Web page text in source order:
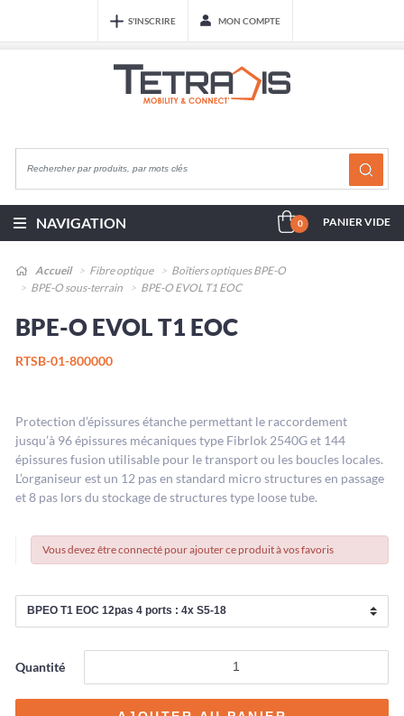
S'INSCRIRE MON COMPTE
NAVIGATION 0 PANIER VIDE
Accueil Fibre optique
Boîtiers optiques BPE-O
BPE-O sous-terrain
BPE-O EVOL T1 EOC
BPE-O EVOL T1 EOC
RTSB-01-800000
Protection d’épissures étanche permettant le raccordement
jusqu’à 96 épissures mécaniques type Fibrlok 2540G et 144
épissures fusion utilisable pour le transport ou les boucles locales.
L’organiseur est un 12 pas en standard micro structures en passage
et 8 pas lors du stockage de structures type loose tube.
Vous devez être connecté pour ajouter ce produit à vos favoris
Quantité